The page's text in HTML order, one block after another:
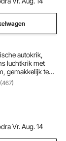
autokrik,
luchtkrik met
gemakkelijk te
krik
voet en lange
SUV's en
(467)
Vr. Aug. 14